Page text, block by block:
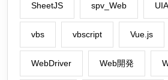
SheetJS spv_Web
vbs vbscript Vue.js
WebDriver Web開発